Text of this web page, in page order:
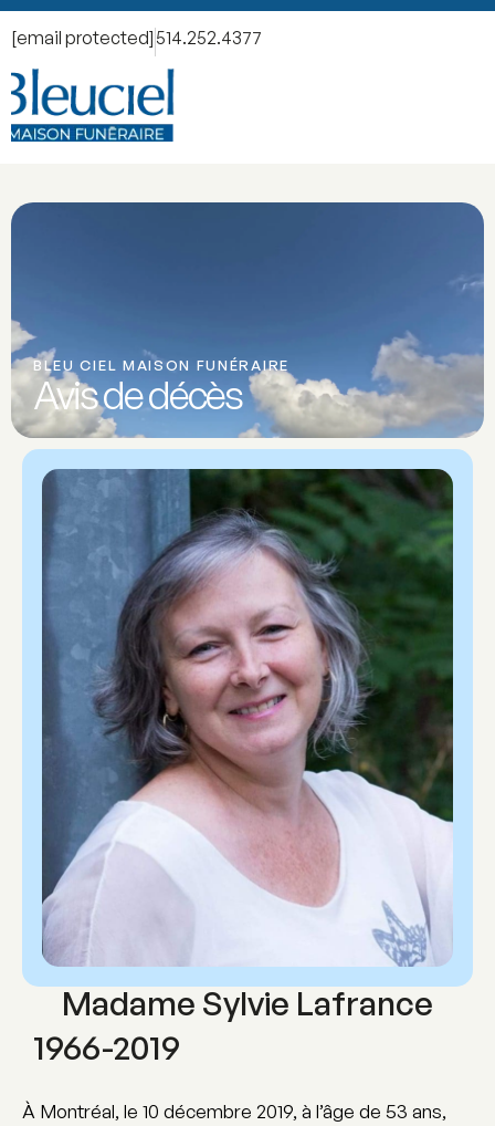
[email protected] 514.252.4377
BLEU CIEL MAISON FUNÉRAIRE
Avis de décès
À Montréal, le 10 décembre 2019, à l’âge de 53 ans,
Madame Sylvie Lafrance
1966-2019